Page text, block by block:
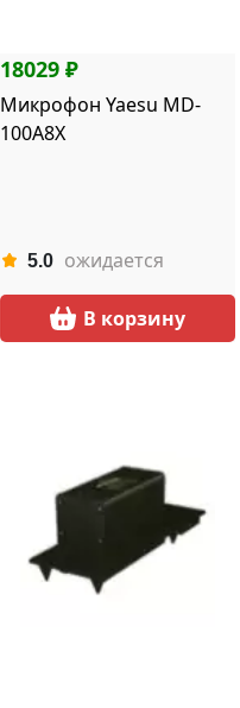
18029 ₽
Микрофон Yaesu MD-
100A8X
5.0 ожидается
В корзину